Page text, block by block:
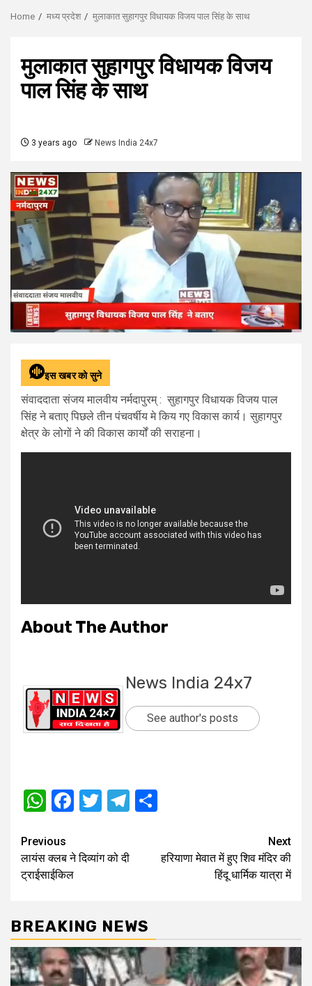
Home मध्य प्रदेश मुलाकात सुहागपुर विधायक विजय पाल सिंह के साथ
मुलाकात सुहागपुर विधायक विजय
पाल सिंह के साथ
3 years ago News India 24x7
इस खबर को सुने
संवाददाता संजय मालवीय नर्मदापुरम् : सुहागपुर विधायक विजय पाल
सिंह ने बताए पिछले तीन पंचवर्षीय मे किय गए विकास कार्य। सुहागपुर
क्षेत्र के लोगों ने की विकास कार्यों की सराहना।
About The Author
News India 24x7
See author's posts
WhatsApp
Facebook
TwitterTelegram
Post
navigation
Previous
लायंस क्लब ने दिव्यांग को दी
ट्राईसाईकिल
Next
हरियाणा मेवात में हुए शिव मंदिर की
हिंदू धार्मिक यात्रा में
BREAKING NEWS